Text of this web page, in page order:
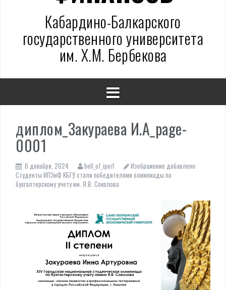
Кабардино-Балкарского
государственного университета
им. Х.М. Бербекова
диплом_Закураева И.А_page-
0001
6 декабря, 2024 bell_of_ipeif
Изображение добавлено:
Студенты ИПЭиФ КБГУ стали победителями олимпиады по
бухгалтерскому учету им. Я.В. Соколова